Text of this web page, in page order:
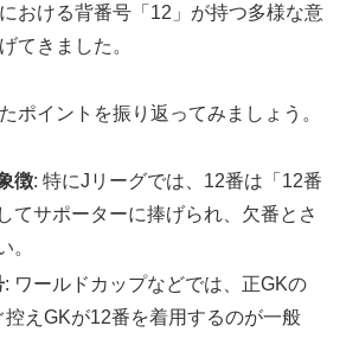
おける背番号「12」が持つ多様な意
てきました。
ポイントを振り返ってみましょう。
徴: 特にJリーグでは、12番は「12番
てサポーターに捧げられ、欠番とさ
。
: ワールドカップなどでは、正GKの
控えGKが12番を着用するのが一般